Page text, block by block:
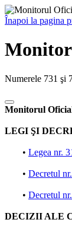
Înapoi la pagina
Numerele 731 şi
Monitorul
LEGI ŞI
• Legea nr.
• Decretul
• Decretul
DECIZII ALE